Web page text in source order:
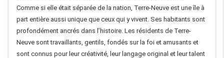
Comme si elle était séparée de la nation, Terre-Neuve est une île à
part entière aussi unique que ceux qui y vivent. Ses habitants sont
profondément ancrés dans l’histoire. Les résidents de Terre-
Neuve sont travaillants, gentils, fondés sur la foi et amusants et
sont connus pour leur créativité, leur langage original et leur talent